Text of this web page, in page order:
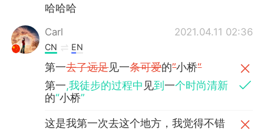
哈哈哈
Carl 2021.04.11 02:36
CN EN
第一去了远足见一条可爱的”小桥“
第一,我徒步的过程中 见到一个时尚清新
的“小桥”
这是我第一次去这个地方，我觉得不错